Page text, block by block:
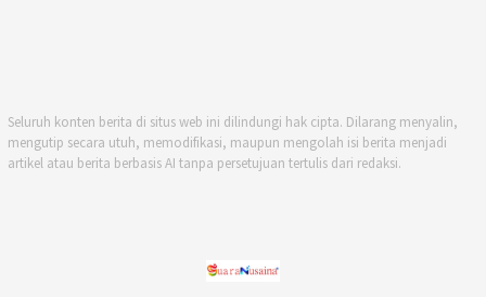
Seluruh konten berita di situs web ini dilindungi hak cipta. Dilarang menyalin,
mengutip secara utuh, memodifikasi, maupun mengolah isi berita menjadi
artikel atau berita berbasis AI tanpa persetujuan tertulis dari redaksi.